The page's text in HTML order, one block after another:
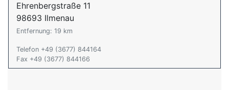
Ehrenbergstraße 11
98693 Ilmenau
Entfernung: 19 km
Telefon +49 (3677) 844164
Fax +49 (3677) 844166